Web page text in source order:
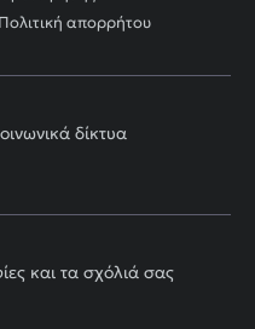
Πολιτική απορρήτου
δίκτυα
και τα σχόλιά σας